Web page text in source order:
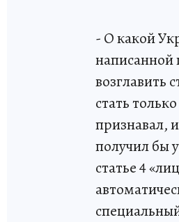
- О какой
написанной
возглавить
стать
признавал,
получил бы
статье 4